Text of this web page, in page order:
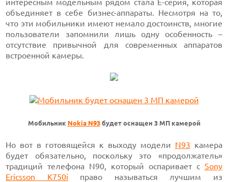
интересным модельным рядом стала Е-серия, которая
объединяет в себе бизнес-аппараты. Несмотря на то,
что эти мобильники имеют немало достоинств, многие
пользователи запомнили лишь одну особенность –
отсутствие привычной для современных аппаратов
встроенной камеры.
Мобильник Nokia N93будет оснащен 3 МП камерой
Но вот в готовящейся к выходу модели N93 камера
будет обязательно, поскольку это «продолжатель»
традиций телефона N90, который оспаривает с Sony
Ericsson K750i право называться лучшим из